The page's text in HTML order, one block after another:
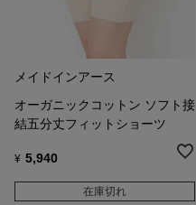
メイドインアース
オーガニックコットン ソフト接
結五分丈フィットショーツ
¥ 5,940
在庫切れ